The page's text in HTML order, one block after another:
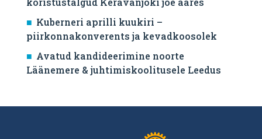
Kuberneri aprilli kuukiri –
piirkonnakonverents ja kevadkoosolek
Avatud kandideerimine noorte
Läänemere & juhtimiskoolitusele Leedus